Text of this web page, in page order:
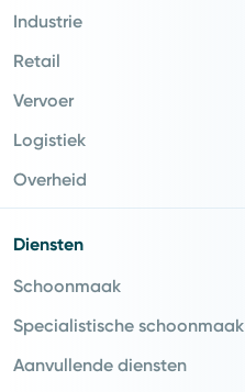
Industrie
Retail
Vervoer
Logistiek
Overheid
Diensten
Schoonmaak
Specialistische schoonmaak
Aanvullende diensten